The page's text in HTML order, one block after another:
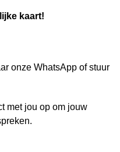
kaart!
onze WhatsApp of stuur
met jou op om jouw